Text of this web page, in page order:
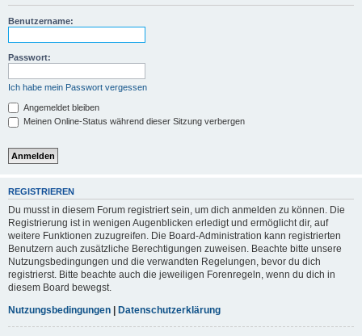
Benutzername:
Passwort:
Ich habe mein Passwort vergessen
Angemeldet bleiben
Meinen Online-Status während dieser Sitzung verbergen
REGISTRIEREN
Du musst in diesem Forum registriert sein, um dich anmelden zu können. Die
Registrierung ist in wenigen Augenblicken erledigt und ermöglicht dir, auf
weitere Funktionen zuzugreifen. Die Board-Administration kann registrierten
Benutzern auch zusätzliche Berechtigungen zuweisen. Beachte bitte unsere
Nutzungsbedingungen und die verwandten Regelungen, bevor du dich
registrierst. Bitte beachte auch die jeweiligen Forenregeln, wenn du dich in
diesem Board bewegst.
Nutzungsbedingungen
Datenschutzerklärung